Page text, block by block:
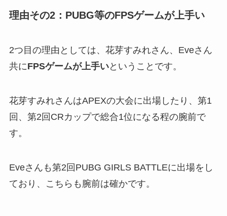
理由その2：PUBG等のFPSゲームが上手い
2つ目の理由としては、花芽すみれさん、Eveさん
共にFPSゲームが上手いということです。
花芽すみれさんはAPEXの大会に出場したり、第1
回、第2回CRカップで総合1位になる程の腕前で
す。
Eveさんも第2回PUBG GIRLS BATTLEに出場をし
ており、こちらも腕前は確かです。